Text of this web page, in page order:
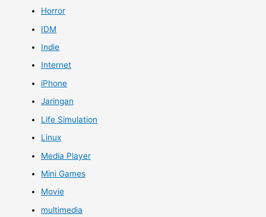
Horror
IDM
Indie
Internet
iPhone
Jaringan
Life Simulation
Linux
Media Player
Mini Games
Movie
multimedia